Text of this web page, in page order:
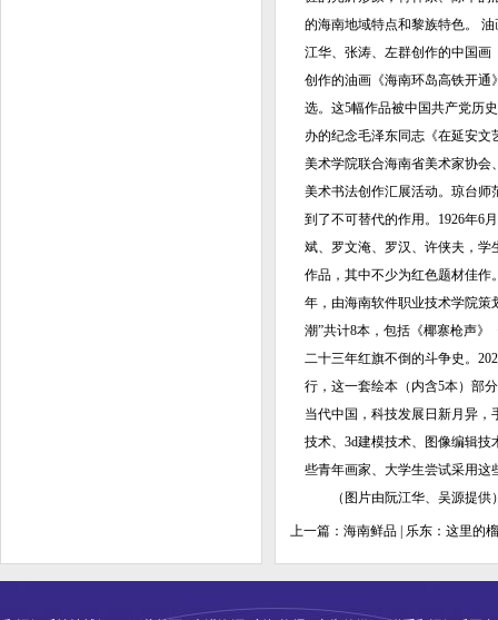
的海南地域特点和黎族特色。
江华、张涛、左群创作的中国画
创作的油画《海南环岛高铁开通
选。这5幅作品被中国共产党历
办的纪念毛泽东同志《在延安
美术学院联合海南省美术家协
美术书法创作汇展活动。琼台师
到了不可替代的作用。1926年6
斌、罗文淹、罗汉、许侠夫，学
作品，其中不少为红色题材佳
年，由海南软件职业技术学院策
潮”共计8本，包括《椰寨枪声
二十三年红旗不倒的斗争史。
行，这一套绘本（内含5本）
当代中国，科技发展日新月异
技术、3d建模技术、图像编辑
些青年画家、大学生尝试采用这
（图片由阮江华、吴源提供
上一篇： 海南鲜品 | 乐东：这里的